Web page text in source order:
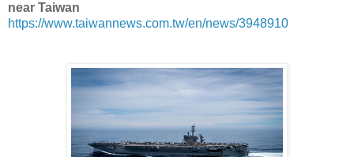
near Taiwan
https://www.taiwannews.com.tw/en/news/3948910